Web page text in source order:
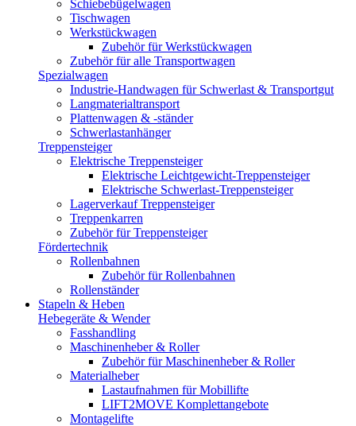
Schiebebügelwagen
Tischwagen
Werkstückwagen
Zubehör für Werkstückwagen
Zubehör für alle Transportwagen
Spezialwagen
Industrie-Handwagen für Schwerlast & Transportgut
Langmaterialtransport
Plattenwagen & -ständer
Schwerlastanhänger
Treppensteiger
Elektrische Treppensteiger
Elektrische Leichtgewicht-Treppensteiger
Elektrische Schwerlast-Treppensteiger
Lagerverkauf Treppensteiger
Treppenkarren
Zubehör für Treppensteiger
Fördertechnik
Rollenbahnen
Zubehör für Rollenbahnen
Rollenständer
Stapeln & Heben
Hebegeräte & Wender
Fasshandling
Maschinenheber & Roller
Zubehör für Maschinenheber & Roller
Materialheber
Lastaufnahmen für Mobillifte
LIFT2MOVE Komplettangebote
Montagelifte